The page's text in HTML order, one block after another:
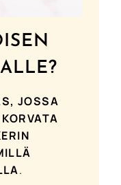
JOSSA
.